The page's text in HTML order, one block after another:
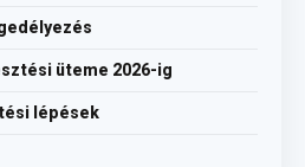
üteme 2026-ig
lépések